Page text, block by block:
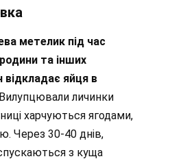
метелик під час
та інших
відкладає яйця в
личинки
харчуються ягодами,
Через 30-40 днів,
з куща